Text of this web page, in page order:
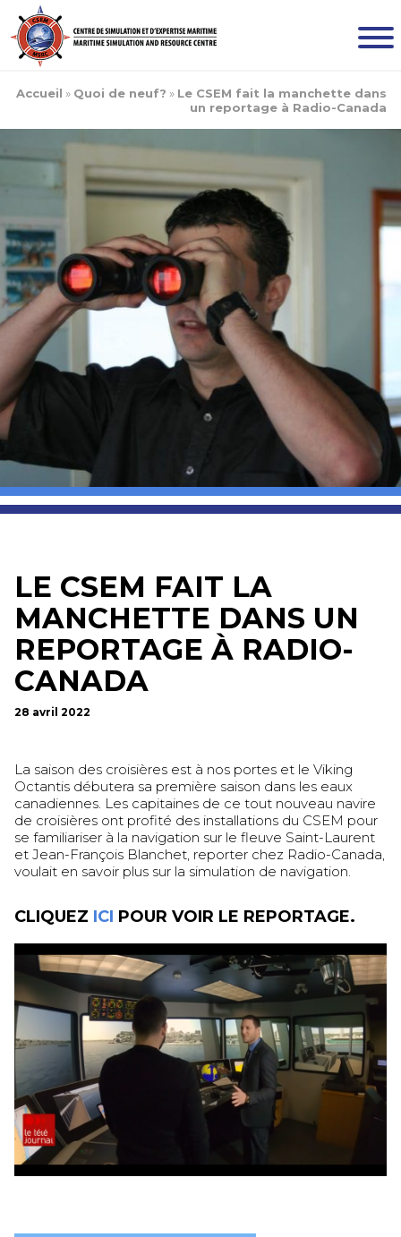
Accueil » Quoi de neuf? » Le CSEM fait la manchette dans
un reportage à Radio-Canada
LE CSEM FAIT LA
MANCHETTE DANS UN
REPORTAGE À RADIO-
CANADA
28 avril 2022
La saison des croisières est à nos portes et le Viking
Octantis débutera sa première saison dans les eaux
canadiennes. Les capitaines de ce tout nouveau navire
de croisières ont profité des installations du CSEM pour
se familiariser à la navigation sur le fleuve Saint-Laurent
et Jean-François Blanchet, reporter chez Radio-Canada,
voulait en savoir plus sur la simulation de navigation.
CLIQUEZ ICI POUR VOIR LE REPORTAGE.